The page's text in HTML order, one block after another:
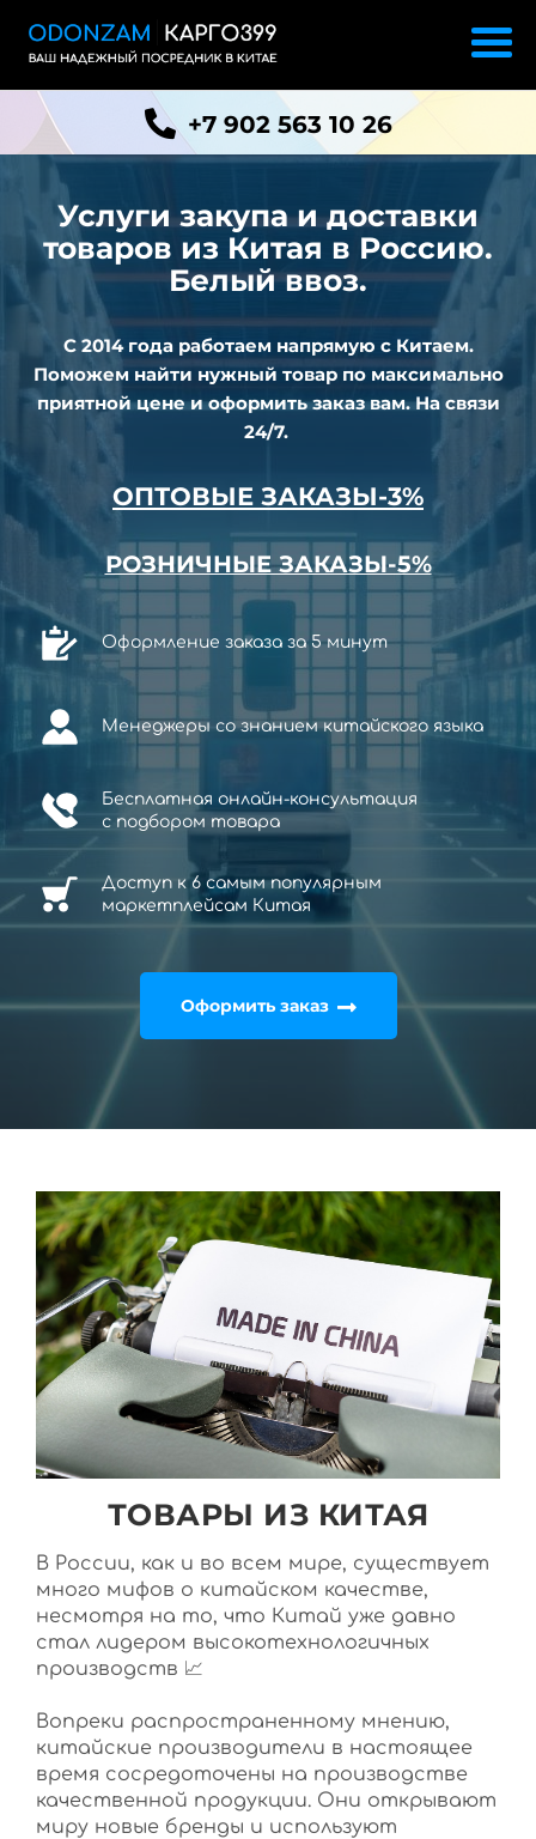
+7 902 563 10 26
Услуги закупа и доставки
товаров из Китая в Россию.
Белый ввоз.
С 2014 года работаем напрямую с Китаем.
Поможем найти нужный товар по максимально
приятной цене и оформить заказ вам. На связи
24/7.
ОПТОВЫЕ ЗАКАЗЫ-3%
РОЗНИЧНЫЕ ЗАКАЗЫ-5%
Оформление заказа за 5 минут
Менеджеры со знанием китайского языка
Бесплатная онлайн-консультация
с подбором товара
Доступ к 6 самым популярным
маркетплейсам Китая
Оформить заказ
ТОВАРЫ ИЗ КИТАЯ
В России, как и во всем мире, существует
много мифов о китайском качестве,
несмотря на то, что Китай уже давно
стал лидером высокотехнологичных
производств 📈
Вопреки распространенному мнению,
китайские производители в настоящее
время сосредоточены на производстве
качественной продукции. Они открывают
миру новые бренды и используют